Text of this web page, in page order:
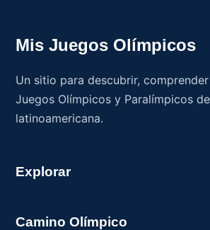
Mis Juegos Olímpicos
Un sitio para descubrir,
Juegos Olímpicos y Paralímpicos
latinoamericana.
Explorar
Camino Olímpico